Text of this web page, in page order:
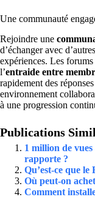
Une communauté
Rejoindre une
d’échanger avec
expériences. Les
l’entraide entre
rapidement des
environnement
à une progression
Publications
1 million de
rapporte ?
Qu’est-ce que
Où peut-on
Comment